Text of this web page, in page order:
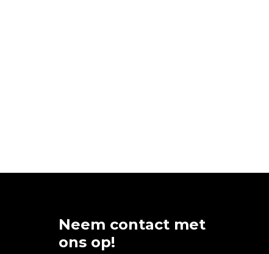
Neem contact met
ons op!